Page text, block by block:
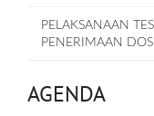
PELAKSANAAN
PENERIMAAN
AGENDA